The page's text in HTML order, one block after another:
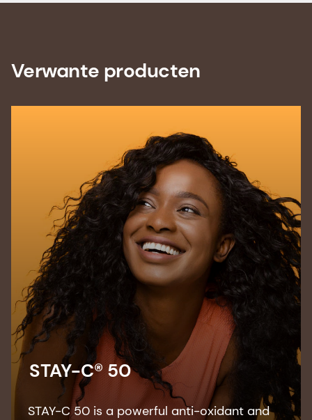
Verwante producten
STAY-C® 50
STAY-C 50 is a powerful anti-oxidant and